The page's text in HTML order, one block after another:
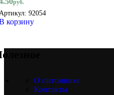
руб.
92054
корзину
О питомнике
Контакты